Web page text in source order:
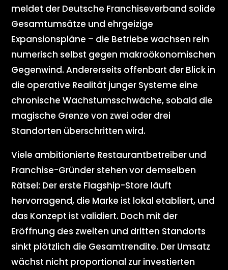
meldet der Deutsche Franchiseverband solide
Gesamtumsätze und ehrgeizige
Expansionspläne – die Betriebe wachsen rein
numerisch selbst gegen makroökonomischen
Gegenwind. Andererseits offenbart der Blick in
die operative Realität junger Systeme eine
chronische Wachstumsschwäche, sobald die
magische Grenze von zwei oder drei
Standorten überschritten wird.
Viele ambitionierte Restaurantbetreiber und
Franchise-Gründer stehen vor demselben
Rätsel: Der erste Flagship-Store läuft
hervorragend, die Marke ist lokal etabliert, und
das Konzept ist validiert. Doch mit der
Eröffnung des zweiten und dritten Standorts
sinkt plötzlich die Gesamtrendite. Der Umsatz
wächst nicht proportional zur investierten